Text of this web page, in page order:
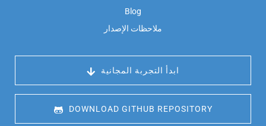
Blog
ملاحظات الإصدار
ابدأ التجربة المجانية
DOWNLOAD GITHUB REPOSITORY